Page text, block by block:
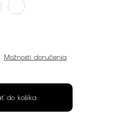
Možnosti doručenia
do košíka